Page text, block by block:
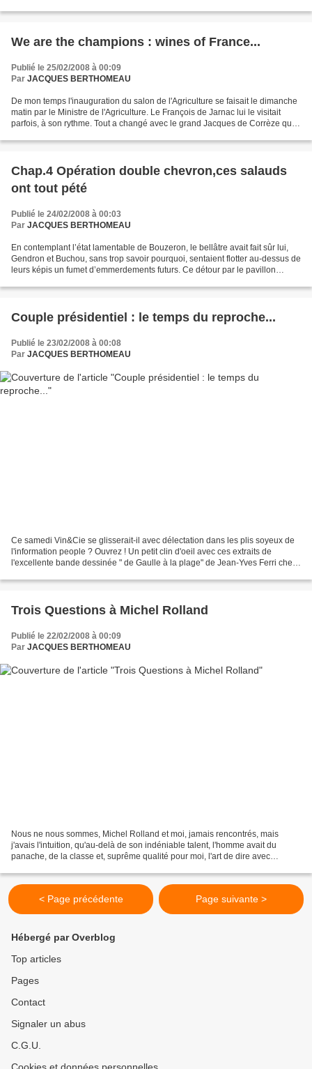
We are the champions : wines of France...
Publié le 25/02/2008 à 00:09
Par JACQUES BERTHOMEAU
De mon temps l'inauguration du salon de l'Agriculture se faisait le dimanche
matin par le Ministre de l'Agriculture. Le François de Jarnac lui le visitait
parfois, à son rythme. Tout a changé avec le grand Jacques de Corrèze qui
Chap.4 Opération double chevron,ces salauds
ont tout pété
Publié le 24/02/2008 à 00:03
Par JACQUES BERTHOMEAU
En contemplant l’état lamentable de Bouzeron, le bellâtre avait fait sûr lui,
Gendron et Buchou, sans trop savoir pourquoi, sentaient flotter au-dessus de
leurs képis un fumet d’emmerdements futurs. Ce détour par le pavillon
Couple présidentiel : le temps du reproche...
Publié le 23/02/2008 à 00:08
Par JACQUES BERTHOMEAU
Ce samedi Vin&Cie se glisserait-il avec délectation dans les plis soyeux de
l'information people ? Ouvrez ! Un petit clin d'oeil avec ces extraits de
l'excellente bande dessinée " de Gaulle à la plage" de Jean-Yves Ferri chez
Trois Questions à Michel Rolland
Publié le 22/02/2008 à 00:09
Par JACQUES BERTHOMEAU
Nous ne nous sommes, Michel Rolland et moi, jamais rencontrés, mais
j'avais l'intuition, qu'au-delà de son indéniable talent, l'homme avait du
panache, de la classe et, suprême qualité pour moi, l'art de dire avec
< Page précédente Page suivante >
Hébergé par Overblog
Top articles
Pages
Contact
Signaler un abus
C.G.U.